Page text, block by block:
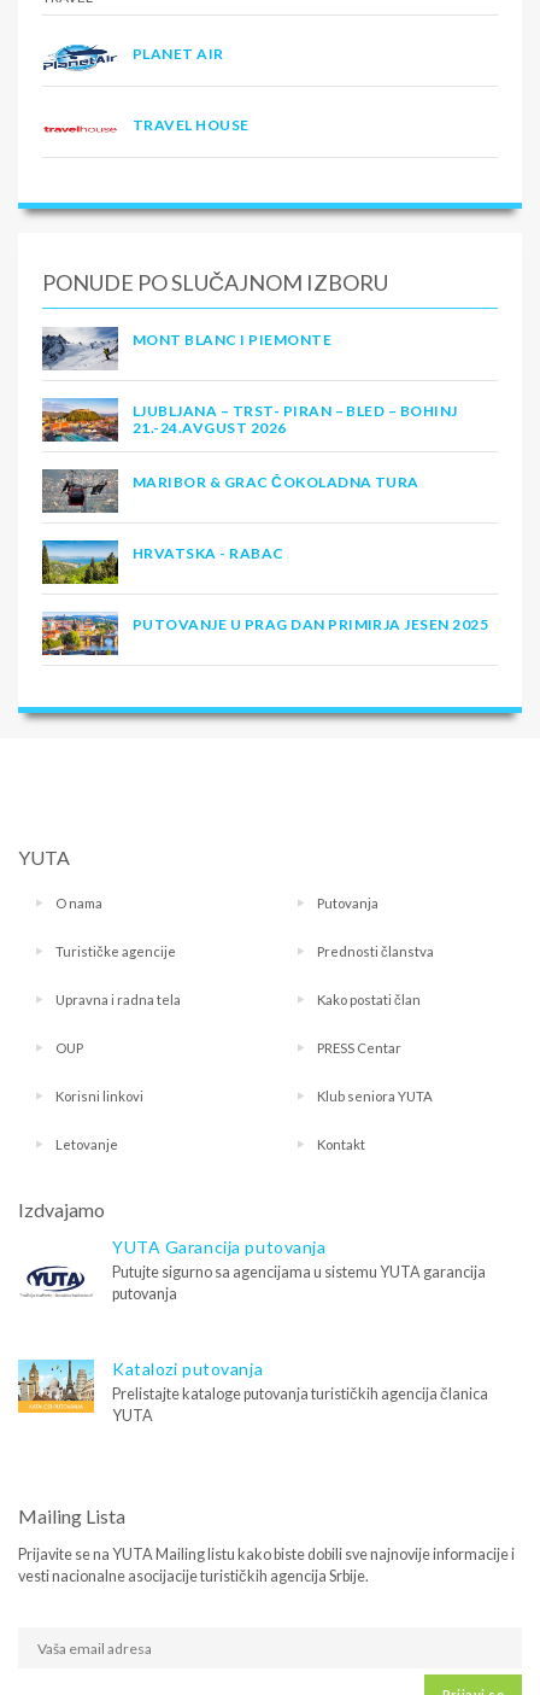
PLANET AIR
TRAVEL HOUSE
PONUDE PO SLUČAJNOM IZBORU
MONT BLANC I PIEMONTE
LJUBLJANA – TRST- PIRAN – BLED – BOHINJ
21.-24.AVGUST 2026
MARIBOR & GRAC ČOKOLADNA TURA
HRVATSKA - RABAC
PUTOVANJE U PRAG DAN PRIMIRJA JESEN 2025
YUTA
O nama Putovanja
Turističke agencije Prednosti članstva
Upravna i radna tela Kako postati član
OUP PRESS Centar
Korisni linkovi Klub seniora YUTA
Letovanje Kontakt
Izdvajamo
YUTA Garancija putovanja
Putujte sigurno sa agencijama u sistemu YUTA garancija
putovanja
Katalozi putovanja
Prelistajte kataloge putovanja turističkih agencija članica
YUTA
Mailing Lista
Prijavite se na YUTA Mailing listu kako biste dobili sve najnovije informacije i
vesti nacionalne asocijacije turističkih agencija Srbije.